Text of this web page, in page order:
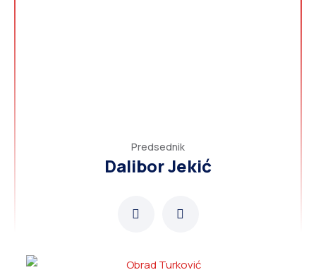
Predsednik
Dalibor Jekić